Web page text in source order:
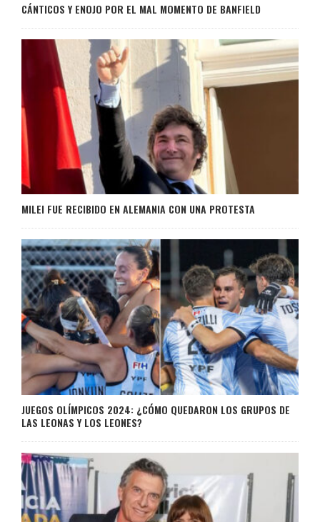
CÁNTICOS Y ENOJO POR EL MAL MOMENTO DE BANFIELD
MILEI FUE RECIBIDO EN ALEMANIA CON UNA PROTESTA
JUEGOS OLÍMPICOS 2024: ¿CÓMO QUEDARON LOS GRUPOS DE
LAS LEONAS Y LOS LEONES?